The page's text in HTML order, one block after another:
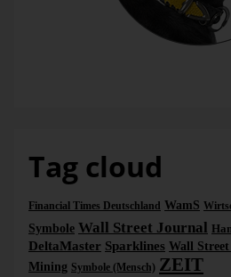
Tag cloud
Financial Times Deutschland WamS
Symbole Wall Street Journal
DeltaMaster Sparklines Wall Street
Mining Symbole (Mensch) ZEIT